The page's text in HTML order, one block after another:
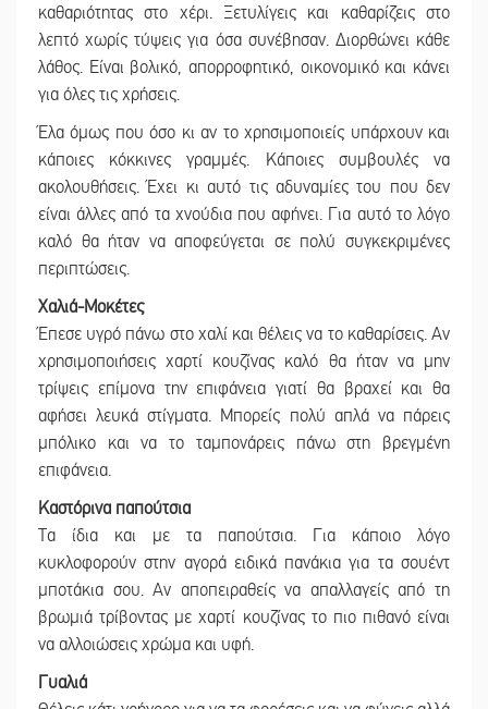
καθαριότητας στο χέρι. Ξετυλίγεις και καθαρίζεις στο
λεπτό χωρίς τύψεις για όσα συνέβησαν. Διορθώνει κάθε
λάθος. Είναι βολικό, απορροφητικό, οικονομικό και κάνει
για όλες τις χρήσεις.
Έλα όμως που όσο κι αν το χρησιμοποιείς υπάρχουν και
κάποιες κόκκινες γραμμές. Κάποιες συμβουλές να
ακολουθήσεις. Έχει κι αυτό τις αδυναμίες του που δεν
είναι άλλες από τα χνούδια που αφήνει. Για αυτό το λόγο
καλό θα ήταν να αποφεύγεται σε πολύ συγκεκριμένες
περιπτώσεις.
Χαλιά-Μοκέτες
Έπεσε υγρό πάνω στο χαλί και θέλεις να το καθαρίσεις. Αν
χρησιμοποιήσεις χαρτί κουζίνας καλό θα ήταν να μην
τρίψεις επίμονα την επιφάνεια γιατί θα βραχεί και θα
αφήσει λευκά στίγματα. Μπορείς πολύ απλά να πάρεις
μπόλικο και να το ταμπονάρεις πάνω στη βρεγμένη
επιφάνεια.
Καστόρινα παπούτσια
Τα ίδια και με τα παπούτσια. Για κάποιο λόγο
κυκλοφορούν στην αγορά ειδικά πανάκια για τα σουέντ
μποτάκια σου. Αν αποπειραθείς να απαλλαγείς από τη
βρωμιά τρίβοντας με χαρτί κουζίνας το πιο πιθανό είναι
να αλλοιώσεις χρώμα και υφή.
Γυαλιά